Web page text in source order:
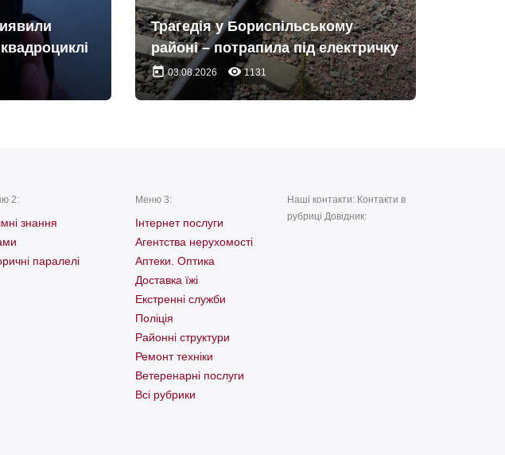
Трагедія у Бориспільському
районі – потрапила під електричку
today03.08.2026 remove_red_eye1131
2:
знання
паралелі
Меню 3:
Інтернет послуги
Агентства нерухомості
Аптеки. Оптика
Доставка їжі
Екстренні служби
Поліція
Районні структури
Ремонт техніки
Ветеренарні послуги
Всі рубрики
Наші контакти: Контакти в
рубриці Довідник: